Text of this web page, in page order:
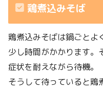
鶏煮込みそば
鶏煮込みそばは鍋ごとよ
少し時間がかかります。
症状を耐えながら待機。
そうして待っていると鶏